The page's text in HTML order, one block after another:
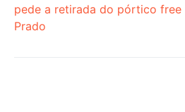
pede a retirada do pórtico
Prado